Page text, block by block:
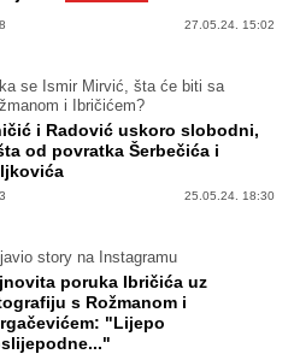
8 27.05.24. 15:02
se Ismir Mirvić, šta će biti sa
i Ibričićem?
i Radović uskoro slobodni,
od povratka Šerbečića i
3 25.05.24. 18:30
story na Instagramu
poruka Ibričića uz
s Rožmanom i
"Lijepo